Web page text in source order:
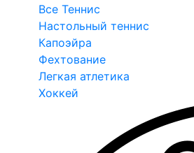
Все Теннис
Настольный теннис
Капоэйра
Фехтование
Легкая атлетика
Хоккей